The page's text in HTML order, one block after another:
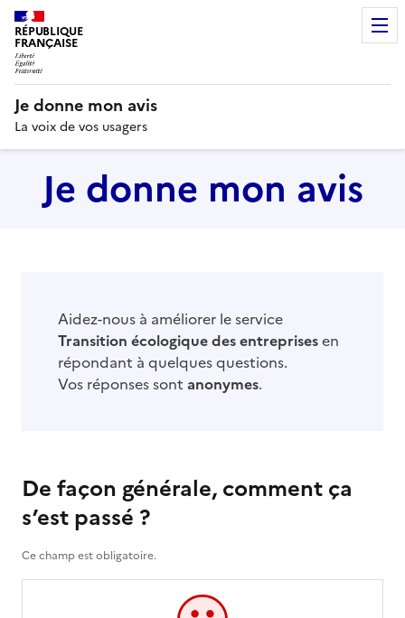
RÉPUBLIQUE
FRANÇAISE
Je donne mon avis
La voix de vos usagers
Je donne mon avis
Aidez-nous à améliorer le service
Transition écologique des entreprisesen
répondant à quelques questions.
Vos réponses sont anonymes.
De façon générale, comment ça
s’est passé ?
Ce champ est obligatoire.